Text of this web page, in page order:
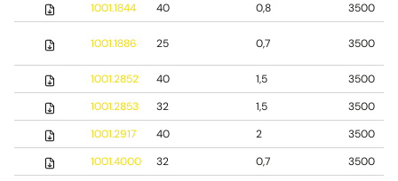
1001.1844
40 0,8 3500
1001.1886 25 0,7 3500
1001.2852 40 1,5
3500
1001.2853
32 1,5
3500
1001.2917
40 2
3500
1001.4000
32 0,7
3500